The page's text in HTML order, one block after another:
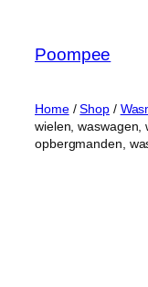
Poompee
Home/Shop/
wielen, waswagen,
opbergmanden,